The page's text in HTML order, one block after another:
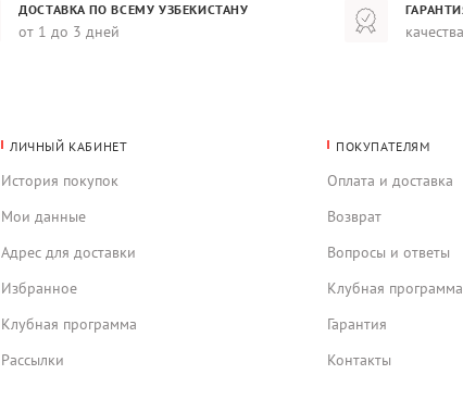
ДОСТАВКА ПО ВСЕМУ УЗБЕКИСТАНУ
от 1 до 3 дней
ЛИЧНЫЙ КАБИНЕТ
История покупок
Мои данные
Адрес для доставки
Избранное
Клубная программа
Рассылки
ПОКУПАТЕЛЯМ
Оплата и доставка
Возврат
Вопросы и ответы
Клубная программа
Гарантия
Контакты